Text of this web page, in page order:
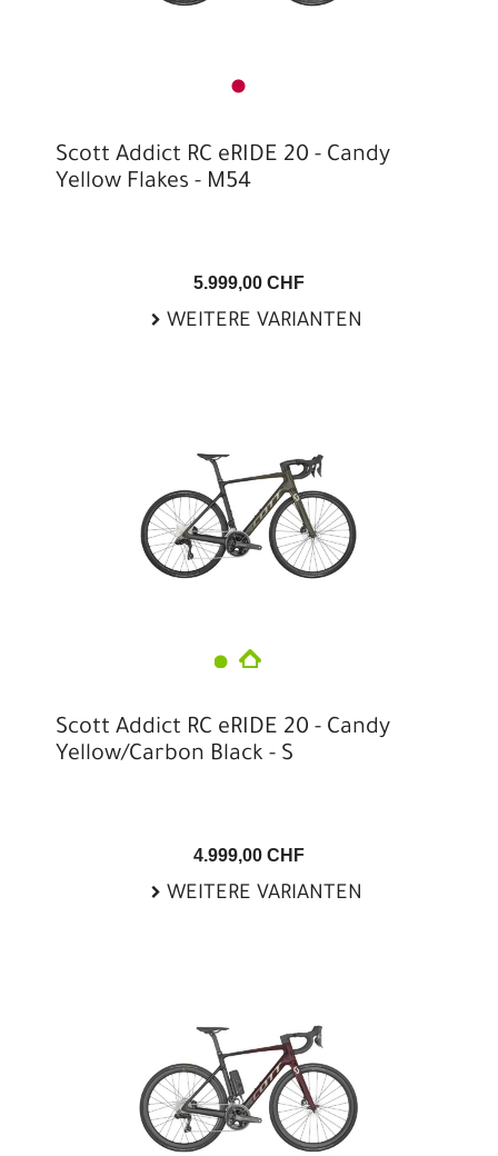
Scott Addict RC eRIDE 20 - Candy
Yellow Flakes - M54
5.999,00 CHF
WEITERE VARIANTEN
Scott Addict RC eRIDE 20 - Candy
Yellow/Carbon Black - S
4.999,00 CHF
WEITERE VARIANTEN